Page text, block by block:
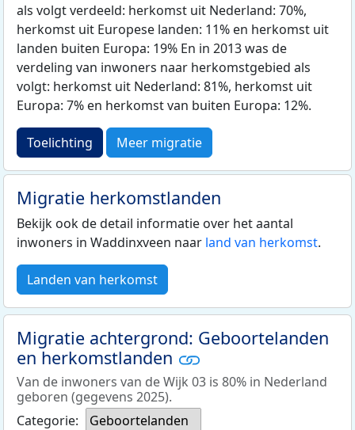
als volgt verdeeld: herkomst uit Nederland: 70%,
herkomst uit Europese landen: 11% en herkomst uit
landen buiten Europa: 19% En in 2013 was de
verdeling van inwoners naar herkomstgebied als
volgt: herkomst uit Nederland: 81%, herkomst uit
Europa: 7% en herkomst van buiten Europa: 12%.
Toelichting Meer migratie
Migratie herkomstlanden
Bekijk ook de detail informatie over het aantal
inwoners in Waddinxveen naar land van herkomst.
Landen van herkomst
Migratie achtergrond: Geboortelanden
en herkomstlanden
Van de inwoners van de Wijk 03 is 80% in Nederland
geboren (gegevens 2025).
Categorie:
Geboortelanden